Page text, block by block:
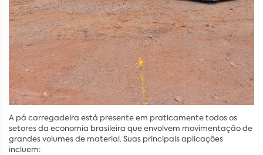
A pá carregadeira está presente em praticamente todos os
setores da economia brasileira que envolvem movimentação de
grandes volumes de material. Suas principais aplicações
incluem: